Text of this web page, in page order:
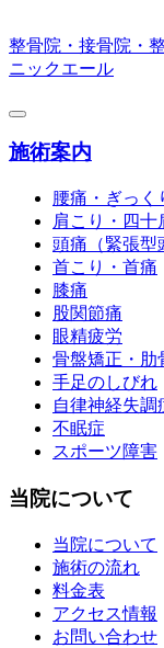
整骨院・接骨院・
ニックエール
施術案内
腰痛・ぎっく
肩こり・四十
頭痛（緊張型
首こり・首痛
膝痛
股関節痛
眼精疲労
骨盤矯正・肋
手足のしびれ
自律神経失調
不眠症
スポーツ障害
当院について
当院について
施術の流れ
料金表
アクセス情報
お問い合わせ